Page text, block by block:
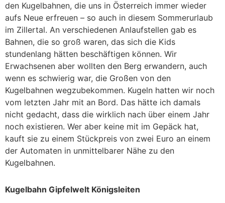
den Kugelbahnen, die uns in Österreich immer wieder
aufs Neue erfreuen – so auch in diesem Sommerurlaub
im Zillertal. An verschiedenen Anlaufstellen gab es
Bahnen, die so groß waren, das sich die Kids
stundenlang hätten beschäftigen können. Wir
Erwachsenen aber wollten den Berg erwandern, auch
wenn es schwierig war, die Großen von den
Kugelbahnen wegzubekommen. Kugeln hatten wir noch
vom letzten Jahr mit an Bord. Das hätte ich damals
nicht gedacht, dass die wirklich nach über einem Jahr
noch existieren. Wer aber keine mit im Gepäck hat,
kauft sie zu einem Stückpreis von zwei Euro an einem
der Automaten in unmittelbarer Nähe zu den
Kugelbahnen.
Kugelbahn Gipfelwelt Königsleiten